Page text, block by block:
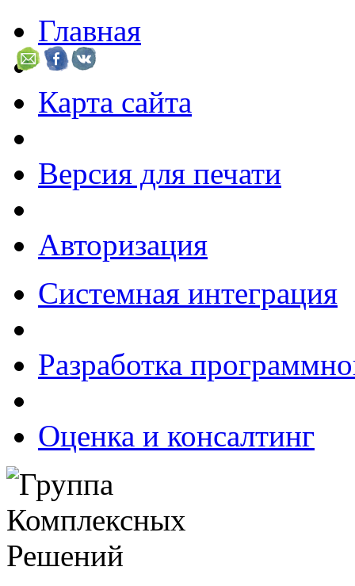
Главная
Карта сайта
Версия для печати
Авторизация
Системная интеграция
Разработка
Оценка и консалтинг